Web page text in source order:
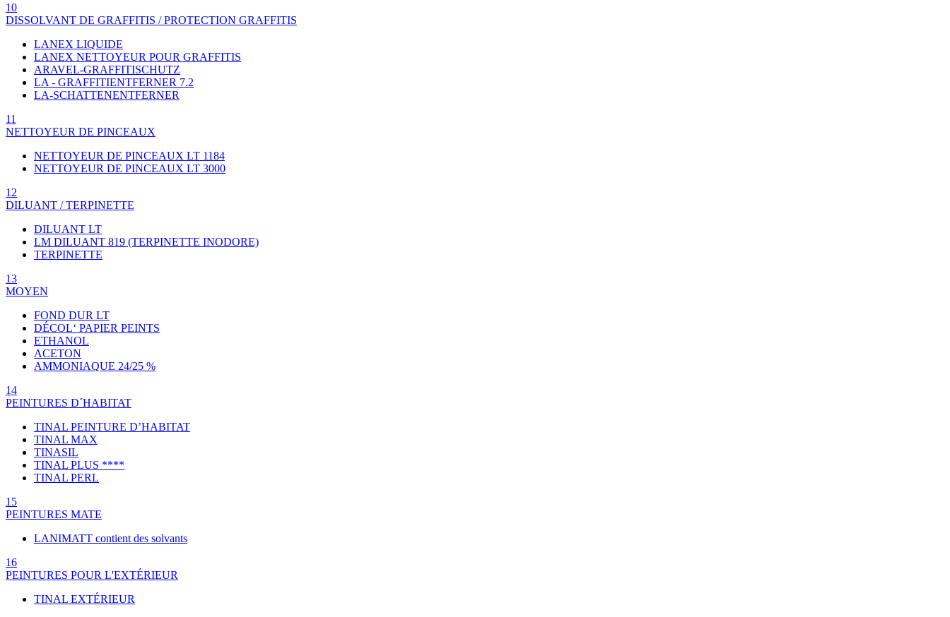
10
DISSOLVANT DE GRAFFITIS / PROTECTION GRAFFITIS
LANEX LIQUIDE
LANEX NETTOYEUR POUR GRAFFITIS
ARAVEL-GRAFFITISCHUTZ
LA - GRAFFITIENTFERNER 7.2
LA-SCHATTENENTFERNER
11
NETTOYEUR DE PINCEAUX
NETTOYEUR DE PINCEAUX LT 1184
NETTOYEUR DE PINCEAUX LT 3000
12
DILUANT / TERPINETTE
DILUANT LT
LM DILUANT 819 (TERPINETTE INODORE)
TERPINETTE
13
MOYEN
FOND DUR LT
DÉCOL‘ PAPIER PEINTS
ETHANOL
ACETON
AMMONIAQUE 24/25 %
14
PEINTURES D´HABITAT
TINAL PEINTURE D’HABITAT
TINAL MAX
TINASIL
TINAL PLUS ****
TINAL PERL
15
PEINTURES MATE
LANIMATT contient des solvants
16
PEINTURES POUR L'EXTÉRIEUR
TINAL EXTÉRIEUR